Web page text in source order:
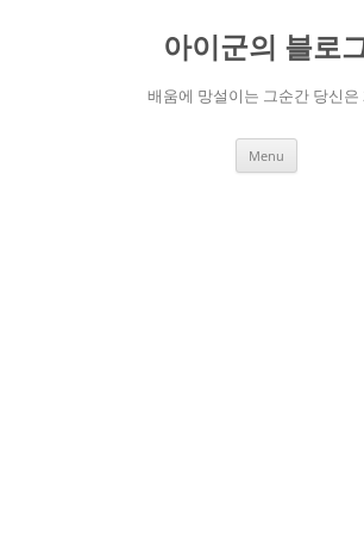
아이군의 블로
배움에 망설이는 그순간 당신은
Menu